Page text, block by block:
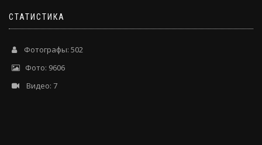
СТАТИСТИКА
Фотографы: 502
Фото: 9606
Видео: 7